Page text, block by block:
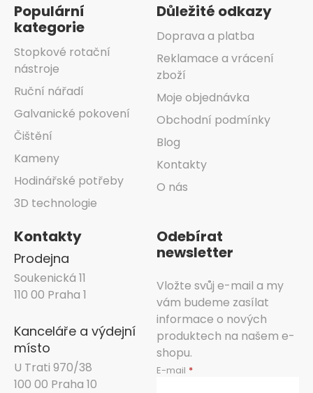
Populární
kategorie
Stopkové rotační
nástroje
Ruční nářadí
Galvanické pokovení
Čištění
Kameny
Hodinářské potřeby
3D technologie
Důležité odkazy
Doprava a platba
Reklamace a vrácení
zboží
Moje objednávka
Obchodní podmínky
Blog
Kontakty
O nás
Kontakty
Prodejna
Soukenická 11
110 00 Praha 1
Kanceláře a výdejní
místo
U Trati 970/38
100 00 Praha 10
Odebírat
newsletter
Vložte svůj e-mail a my
vám budeme zasílat
informace o nových
produktech na našem e-
shopu.
E-mail